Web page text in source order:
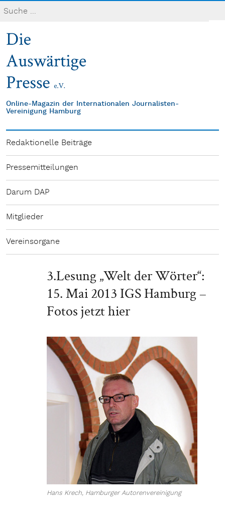
Online-Magazin der Internationalen Journalisten-
Vereinigung Hamburg
Redaktionelle Beiträge
Pressemitteilungen
Darum DAP
Mitglieder
Vereinsorgane
3.Lesung „Welt der Wörter“:
15. Mai 2013 IGS Hamburg –
Fotos jetzt hier
Hans Krech, Hamburger Autorenvereinigung